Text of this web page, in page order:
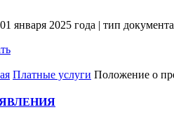
января 2025 года | тип
Платные услуги Положение о